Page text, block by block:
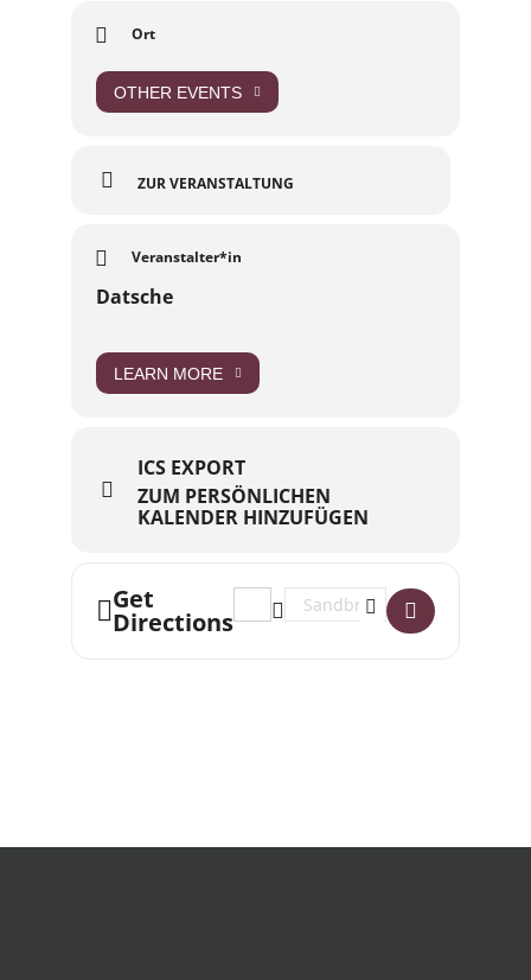
Ort
OTHER EVENTS
ZUR VERANSTALTUNG
Veranstalter*in
Datsche
LEARN MORE
ICS EXPORT
ZUM PERSÖNLICHEN
KALENDER HINZUFÜGEN
Get
Directions
Address - DATSCH COMEDY CLUB
Destination Address -